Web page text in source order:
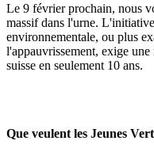
Le 9 février prochain, nous
massif dans l'urne.
environnementale, ou plus
l'appauvrissement, exige
suisse en seulement 10 ans.
Que veulent les Jeunes